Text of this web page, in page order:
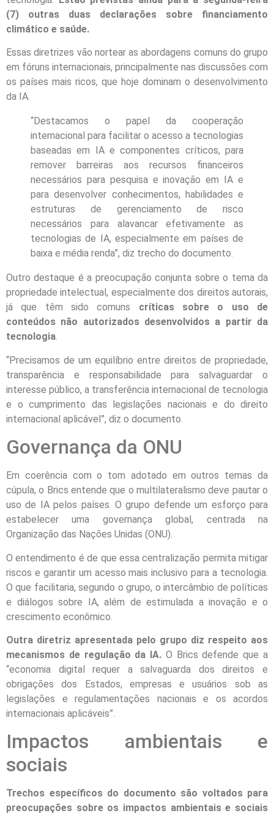
(7) outras duas declarações sobre financiamento
climático e saúde.
Essas diretrizes vão nortear as abordagens comuns do grupo
em fóruns internacionais, principalmente nas discussões com
os países mais ricos, que hoje dominam o desenvolvimento
da IA.
“Destacamos o papel da cooperação
internacional para facilitar o acesso a tecnologias
baseadas em IA e componentes críticos, para
remover barreiras aos recursos financeiros
necessários para pesquisa e inovação em IA e
para desenvolver conhecimentos, habilidades e
estruturas de gerenciamento de risco
necessários para alavancar efetivamente as
tecnologias de IA, especialmente em países de
baixa e média renda”, diz trecho do documento.
Outro destaque é a preocupação conjunta sobre o tema da
propriedade intelectual, especialmente dos direitos autorais,
já que têm sido comuns críticas sobre o uso de
conteúdos não autorizados desenvolvidos a partir da
tecnologia.
“Precisamos de um equilíbrio entre direitos de propriedade,
transparência e responsabilidade para salvaguardar o
interesse público, a transferência internacional de tecnologia
e o cumprimento das legislações nacionais e do direito
internacional aplicável”, diz o documento.
Governança da ONU
Em coerência com o tom adotado em outros temas da
cúpula, o Brics entende que o multilateralismo deve pautar o
uso de IA pelos países. O grupo defende um esforço para
estabelecer uma governança global, centrada na
Organização das Nações Unidas (ONU).
O entendimento é de que essa centralização permita mitigar
riscos e garantir um acesso mais inclusivo para a tecnologia.
O que facilitaria, segundo o grupo, o intercâmbio de políticas
e diálogos sobre IA, além de estimulada a inovação e o
crescimento econômico.
Outra diretriz apresentada pelo grupo diz respeito aos
mecanismos de regulação da IA. O Brics defende que a
“economia digital requer a salvaguarda dos direitos e
obrigações dos Estados, empresas e usuários sob as
legislações e regulamentações nacionais e os acordos
internacionais aplicáveis”.
Impactos ambientais e
sociais
Trechos específicos do documento são voltados para
preocupações sobre os impactos ambientais e sociais